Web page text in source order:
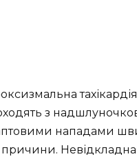
з
нападами
причини.